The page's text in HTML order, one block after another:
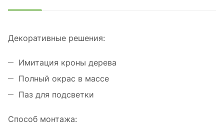
Декоративные решения:
Имитация кроны дерева
Полный окрас в массе
Паз для подсветки
Способ монтажа: